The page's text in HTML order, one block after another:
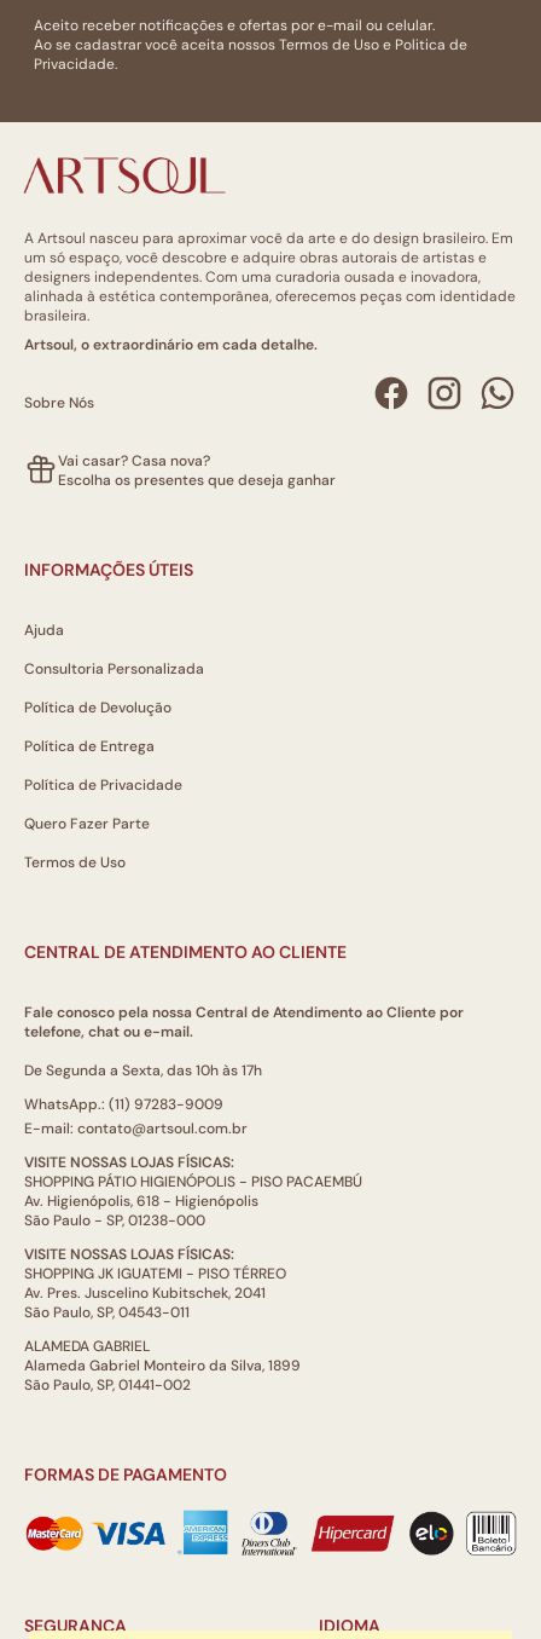
Aceito receber notificações e ofertas por e-mail ou celular.
Ao se cadastrar você aceita nossosTermos de Usoe Politica de
Privacidade.
A Artsoul nasceu para aproximar você da arte e do design brasileiro. Em
um só espaço, você descobre e adquire obras autorais de artistas e
designers independentes. Com uma curadoria ousada e inovadora,
alinhada à estética contemporânea, oferecemos peças com identidade
brasileira.
Artsoul, o extraordinário em cada detalhe.
Sobre Nós
Vai casar? Casa nova?
Escolha os presentes que deseja ganhar
INFORMAÇÕES ÚTEIS
Ajuda
Consultoria Personalizada
Política de Devolução
Política de Entrega
Política de Privacidade
Quero Fazer Parte
Termos de Uso
CENTRAL DE ATENDIMENTO AO CLIENTE
Fale conosco pela nossa Central de Atendimento ao Cliente por
telefone, chat ou e-mail.
De Segunda a Sexta, das 10h às 17h
WhatsApp.: (11) 97283-9009
E-mail: contato@artsoul.com.br
VISITE NOSSAS LOJAS FÍSICAS:
SHOPPING PÁTIO HIGIENÓPOLIS - PISO PACAEMBÚ
Av. Higienópolis, 618 - Higienópolis
São Paulo - SP, 01238-000
VISITE NOSSAS LOJAS FÍSICAS:
SHOPPING JK IGUATEMI - PISO TÉRREO
Av. Pres. Juscelino Kubitschek, 2041
São Paulo, SP, 04543-011
ALAMEDA GABRIEL
Alameda Gabriel Monteiro da Silva, 1899
São Paulo, SP, 01441-002
FORMAS DE PAGAMENTO
SEGURANÇA IDIOMA